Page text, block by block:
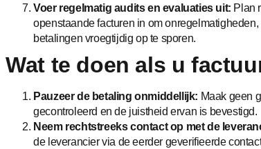
Voer regelmatig audits en evaluaties uit: Plan
openstaande facturen in om
betalingen vroegtijdig op te sporen.
Wat te doen als u
Pauzeer de betaling onmiddellijk: Maak geen
gecontroleerd en de juistheid ervan is bevestigd.
Neem rechtstreeks contact op met de
de leverancier via de eerder geverifieerde